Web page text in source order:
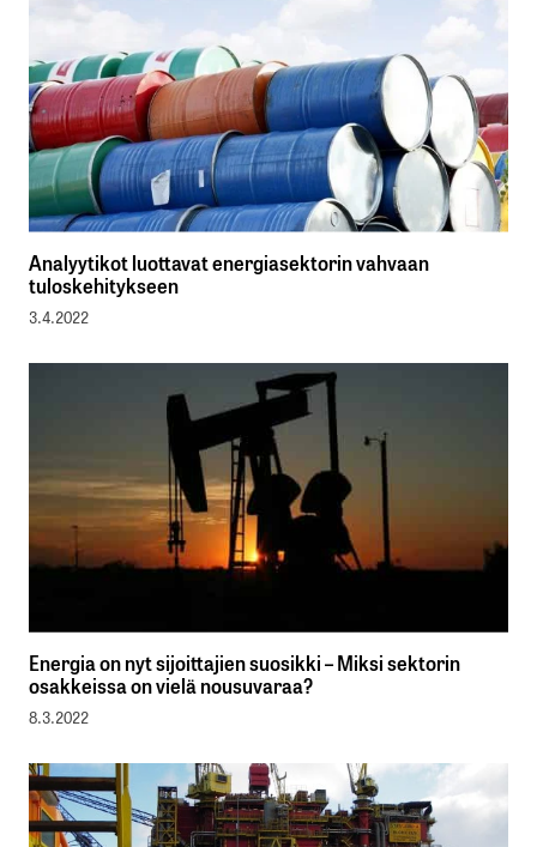
Analyytikot luottavat energiasektorin vahvaan
tuloskehitykseen
3.4.2022
Energia on nyt sijoittajien suosikki – Miksi sektorin
osakkeissa on vielä nousuvaraa?
8.3.2022